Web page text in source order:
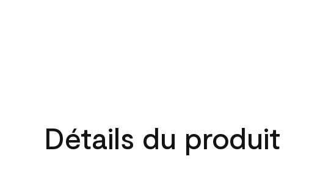
Détails du produit